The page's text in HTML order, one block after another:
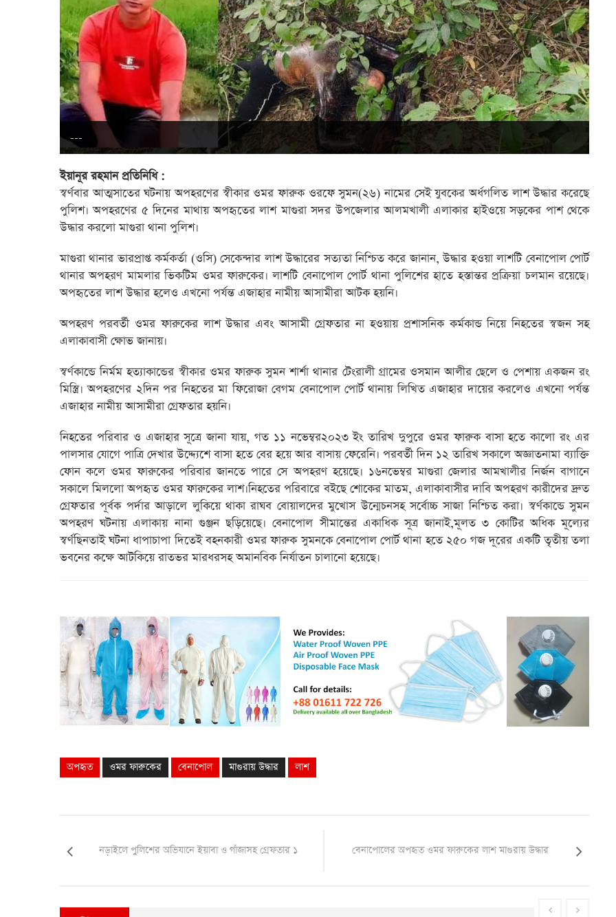
---
ইয়ানূর রহমান প্রতিনিধি :
স্বর্ণবার আত্মসাতের ঘটনায় অপহরণের স্বীকার ওমর ফারুক ওরফে সুমন(২৬) নামের সেই যুবকের অর্ধগলিত লাশ উদ্ধার করেছে
পুলিশ। অপহরণের ৫ দিনের মাথায় অপহৃতের লাশ মাগুরা সদর উপজেলার আলমখালী এলাকার হাইওয়ে সড়কের পাশ থেকে
উদ্ধার করলো মাগুরা থানা পুলিশ।
মাগুরা থানার ভারপ্রাপ্ত কর্মকর্তা (ওসি) সেকেন্দার লাশ উদ্ধারের সত্যতা নিশ্চিত করে জানান, উদ্ধার হওয়া লাশটি বেনাপোল পোর্ট
থানার অপহরণ মামলার ভিকটিম ওমর ফারুকের। লাশটি বেনাপোল পোর্ট থানা পুলিশের হাতে হস্তান্তর প্রক্রিয়া চলমান রয়েছে।
অপহৃতের লাশ উদ্ধার হলেও এখনো পর্যন্ত এজাহার নামীয় আসামীরা আটক হয়নি।
অপহরণ পরবর্তী ওমর ফারুকের লাশ উদ্ধার এবং আসামী গ্রেফতার না হওয়ায় প্রশাসনিক কর্মকান্ড নিয়ে নিহতের স্বজন সহ
এলাকাবাসী ক্ষোভ জানায়।
স্বর্ণকান্ডে নির্মম হত্যাকান্ডের স্বীকার ওমর ফারুক সুমন শার্শা থানার টেংরালী গ্রামের ওসমান আলীর ছেলে ও পেশায় একজন রং
মিস্ত্রি। অপহরণের ২দিন পর নিহতের মা ফিরোজা বেগম বেনাপোল পোর্ট থানায় লিখিত এজাহার দায়ের করলেও এখনো পর্যন্ত
এজাহার নামীয় আসামীরা গ্রেফতার হয়নি।
নিহতের পরিবার ও এজাহার সূত্রে জানা যায়, গত ১১ নভেম্বর২০২৩ ইং তারিখ দুপুরে ওমর ফারুক বাসা হতে কালো রং এর
পালসার যোগে পাত্রি দেখার উদ্দ্যেশে বাসা হতে বের হয়ে আর বাসায় ফেরেনি। পরবর্তী দিন ১২ তারিখ সকালে অজ্ঞাতনামা ব্যাক্তি
ফোন কলে ওমর ফারুকের পরিবার জানতে পারে সে অপহরণ হয়েছে। ১৬নভেম্বর মাগুরা জেলার আমখালীর নির্জন বাগানে
সকালে মিললো অপহৃত ওমর ফারুকের লাশ।নিহতের পরিবারে বইছে শোকের মাতম, এলাকাবাসীর দাবি অপহরণ কারীদের দ্রুত
গ্রেফতার পূর্বক পর্দার আড়ালে লুকিয়ে থাকা রাঘব বোয়ালদের মুখোস উন্মেচনসহ সর্বোচ্চ সাজা নিশ্চিত করা। স্বর্ণকান্ডে সুমন
অপহরণ ঘটনায় এলাকায় নানা গুঞ্জন ছড়িয়েছে। বেনাপোল সীমান্তের একাধিক সূত্র জানাই,মূলত ৩ কোটির অধিক মূল্যের
স্বর্ণছিনতাই ঘটনা ধাপাচাপা দিতেই বহনকারী ওমর ফারুক সুমনকে বেনাপোল পোর্ট থানা হতে ২৫০ গজ দূরের একটি তৃতীয় তলা
ভবনের কক্ষে আটকিয়ে রাতভর মারধরসহ অমানবিক নির্যাতন চালানো হয়েছে।
অপহৃত ওমর ফারুকের বেনাপোল মাগুরায় উদ্ধার লাশ
নড়াইলে পুলিশের অভিযানে ইয়াবা ও গাঁজাসহ গ্রেফতার ১ বেনাপোলের অপহৃত ওমর ফারুকের লাশ মাগুরায় উদ্ধার